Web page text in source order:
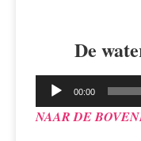
De
Lecteur
audio
00:00
NAAR DE